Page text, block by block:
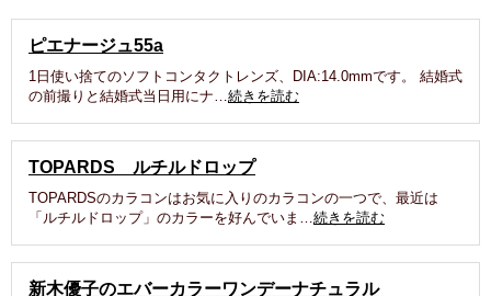
ピエナージュ55a
1日使い捨てのソフトコンタクトレンズ、DIA:14.0mmです。 結婚式
の前撮りと結婚式当日用にナ…続きを読む
TOPARDS ルチルドロップ
TOPARDSのカラコンはお気に入りのカラコンの一つで、最近は
「ルチルドロップ」のカラーを好んでいま…続きを読む
新木優子のエバーカラーワンデーナチュラル